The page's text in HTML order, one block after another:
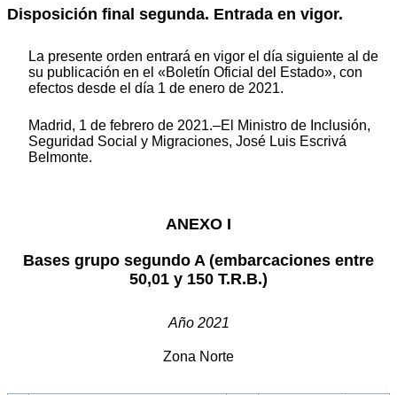
Disposición final segunda. Entrada en vigor.
La presente orden entrará en vigor el día siguiente al de
su publicación en el «Boletín Oficial del Estado», con
efectos desde el día 1 de enero de 2021.
Madrid, 1 de febrero de 2021.–El Ministro de Inclusión,
Seguridad Social y Migraciones, José Luis Escrivá
Belmonte.
ANEXO I
Bases grupo segundo A (embarcaciones entre
50,01 y 150 T.R.B.)
Año 2021
Zona Norte